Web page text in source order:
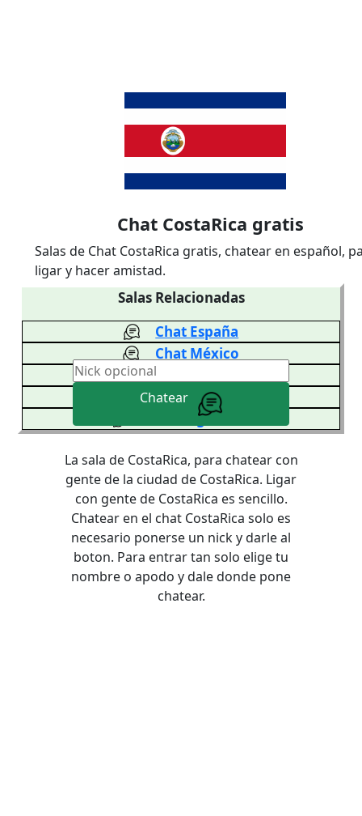
Salas Relacionadas
Chat España
Chat México
Chat Venezuela
Chat Colombia
Chat Argentina
Chat CostaRica gratis
Salas de Chat CostaRica gratis, chatear en español,
ligar y hacer amistad.
Chatear
La sala de CostaRica, para chatear con
gente de la ciudad de CostaRica. Ligar
con gente de CostaRica es sencillo.
Chatear en el chat CostaRica solo es
necesario ponerse un nick y darle al
boton. Para entrar tan solo elige tu
nombre o apodo y dale donde pone
chatear.